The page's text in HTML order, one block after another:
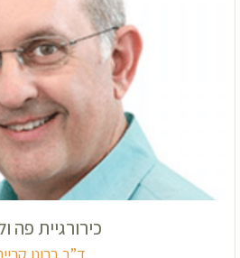
כירורגיית פה